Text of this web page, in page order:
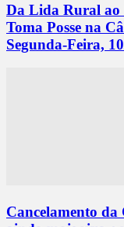
Da Lida Rural ao
Toma Posse na
Segunda-Feira,
Cancelamento